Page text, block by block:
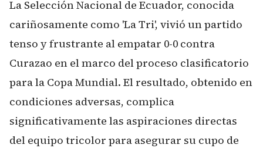
La Selección Nacional de Ecuador, conocida
cariñosamente como 'La Tri', vivió un partido
tenso y frustrante al empatar 0-0 contra
Curazao en el marco del proceso clasificatorio
para la Copa Mundial. El resultado, obtenido en
condiciones adversas, complica
significativamente las aspiraciones directas
del equipo tricolor para asegurar su cupo de